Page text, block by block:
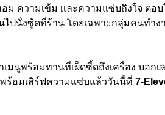
อม ความเข้ม และความแซ่บถึงใจ ต
ไปนั่งซู้ดที่ร้าน โดยเฉพาะกลุ่มคนทำง
เมนูพร้อมทานที่เผ็ดซี้ดถึงเครื่อง บอก
พร้อมเสิร์ฟความแซ่บแล้ววันนี้ที่ 7-